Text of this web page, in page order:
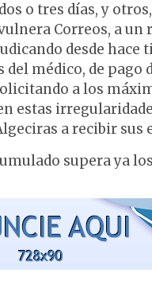
o tres días, y
Correos, a
desde
médico, de
a los
estas
a recibir sus
supera ya